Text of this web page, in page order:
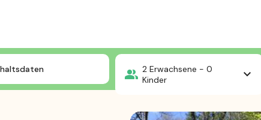
2Erwachsene - 0
Kinder
CocoSweet 2ch sans SDB